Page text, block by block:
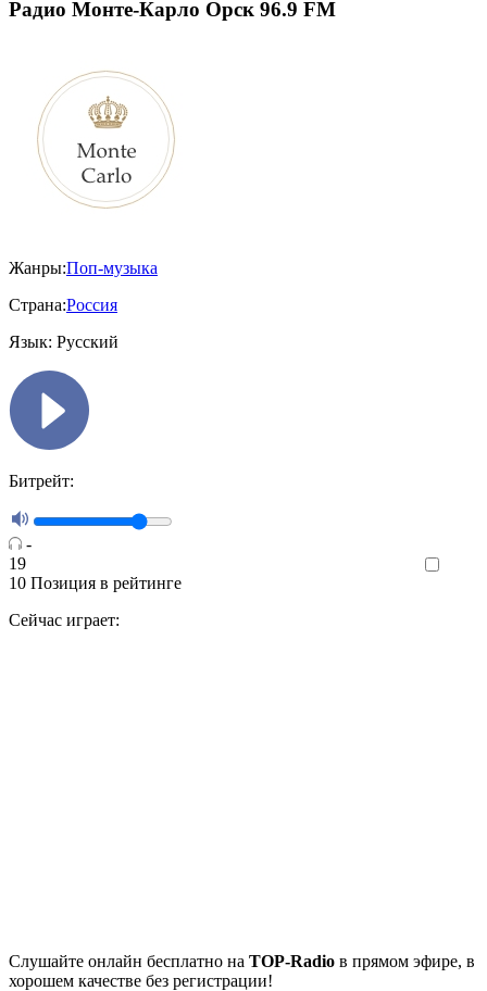
Радио Монте-Карло Орск 96.9 FM
Жанры:Поп-музыка
Страна:Россия
Язык: Русский
Битрейт:
-
19
10 Позиция в рейтинге
Сейчас играет:
Cлушайте онлайн бесплатно на TOP-Radio в прямом эфире, в
хорошем качестве без регистрации!